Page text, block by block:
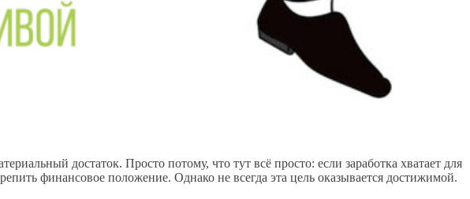
достаток. Просто потому, что тут всё просто: если заработка хватает для
финансовое положение. Однако не всегда эта цель оказывается достижимой.